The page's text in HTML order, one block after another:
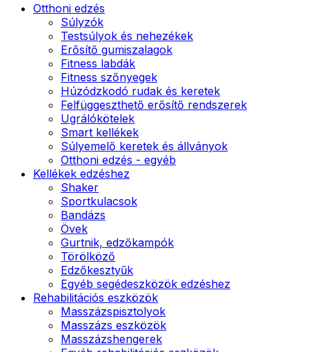
Otthoni edzés
Súlyzók
Testsúlyok és nehezékek
Erősítő gumiszalagok
Fitness labdák
Fitness szőnyegek
Húzódzkodó rudak és keretek
Felfüggeszthető erősítő rendszerek
Ugrálókötelek
Smart kellékek
Súlyemelő keretek és állványok
Otthoni edzés - egyéb
Kellékek edzéshez
Shaker
Sportkulacsok
Bandázs
Övek
Gurtnik, edzőkampók
Törölköző
Edzőkesztyűk
Egyéb segédeszközök edzéshez
Rehabilitációs eszközök
Masszázspisztolyok
Masszázs eszközök
Masszázshengerek